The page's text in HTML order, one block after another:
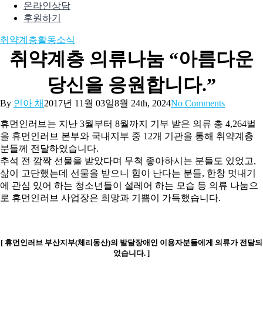
온라인상담
후원하기
취약계층활동소식
취약계층 의류나눔 “아름다운
당신을 응원합니다.”
By 인아 채 2017년 11월 03일8월 24th, 2024No Comments
휴먼인러브는 지난 3월부터 8월까지 기부 받은 의류 총 4,264벌
을 휴먼인러브 본부와 국내지부 중 12개 기관을 통해 취약계층
분들께 전달하였습니다.
추석 전 깜짝 선물을 받았다며 무척 좋아하시는 분들도 있었고,
삶이 고단했는데 선물을 받으니 힘이 난다는 분들, 한창 멋내기
에 관심 있어 하는 청소년들이 설레어 하는 모습 등 의류 나눔으
로 휴먼인러브 사업장은 희망과 기쁨이 가득했습니다.
[ 휴먼인러브 부산지부(체리동산)의 발달장애인 이용자분들에게 의류가 전달되
었습니다. ]